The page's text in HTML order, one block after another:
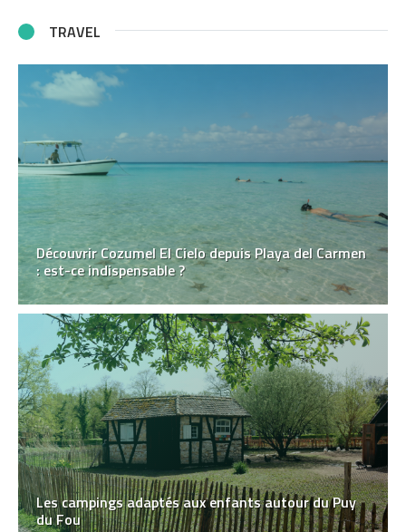
TRAVEL
Découvrir Cozumel El Cielo depuis Playa del Carmen
: est-ce indispensable ?
Les campings adaptés aux enfants autour du Puy
du Fou